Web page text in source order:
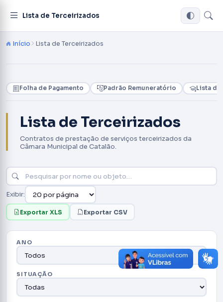
Lista de Terceirizados
Início Lista de Terceirizados
Folha de Pagamento Padrão Remuneratório Lista de
Lista de Terceirizados
Contratos de prestação de serviços terceirizados da
Câmara Municipal de Catalão.
Exibir:
Exportar XLS Exportar CSV
ANO
SITUAÇÃO